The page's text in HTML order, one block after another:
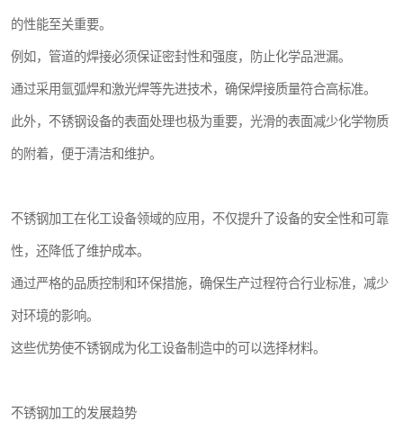
的性能至关重要。
例如，管道的焊接必须保证密封性和强度，防止化学品泄漏。
通过采用氩弧焊和激光焊等先进技术，确保焊接质量符合高标准。
此外，不锈钢设备的表面处理也极为重要，光滑的表面减少化学物质
的附着，便于清洁和维护。
不锈钢加工在化工设备领域的应用，不仅提升了设备的安全性和可靠
性，还降低了维护成本。
通过严格的品质控制和环保措施，确保生产过程符合行业标准，减少
对环境的影响。
这些优势使不锈钢成为化工设备制造中的可以选择材料。
不锈钢加工的发展趋势